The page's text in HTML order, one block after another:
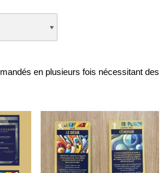
en plusieurs fois nécessitant des